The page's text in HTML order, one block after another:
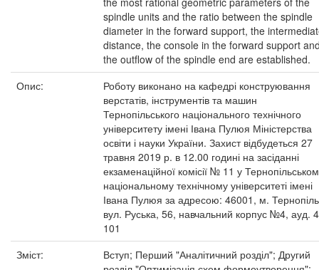
spindle units and the ratio between the spindle
diameter in the forward support, the
distance, the console in the forward support
the outflow of the spindle end are established.
Опис:
Роботу виконано на кафедрі конструювання
верстатів, інструментів та машин
Тернопільського національного технічного
університету імені Івана Пулюя Міністерства
освіти і науки України. Захист відбудеться 27
травня 2019 р. в 12.00 годині на засіданні
екзаменаційної комісії № 11 у
національному технічному університеті імені
Івана Пулюя за адресою: 46001, м.
вул. Руська, 56, навчальний корпус №4, ауд.
101
Зміст:
Вступ; Перший "Аналітичний розділ"; Другий